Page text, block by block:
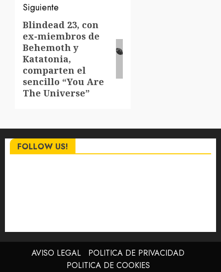
Siguiente
Siguiente
entrada:
Blindead 23, con
ex-miembros de
Behemoth y
Katatonia,
comparten el
sencillo “You Are
The Universe”
FOLLOW US!
AVISO LEGAL
POLITICA DE PRIVACIDAD
POLITICA DE COOKIES